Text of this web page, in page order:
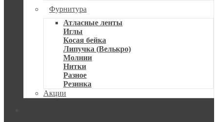
Фурнитура
Атласные ленты
Иглы
Косая бейка
Липучка (Велькро)
Молнии
Нитки
Разное
Резинка
Акции